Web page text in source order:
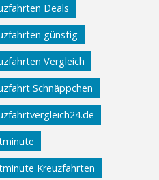
Deals
günstig
Vergleich
Schnäppchen
Kreuzfahrten